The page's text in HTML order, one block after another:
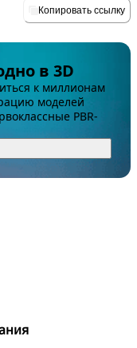
Копировать ссылку
в 3D
к миллионам
моделей
PBR-